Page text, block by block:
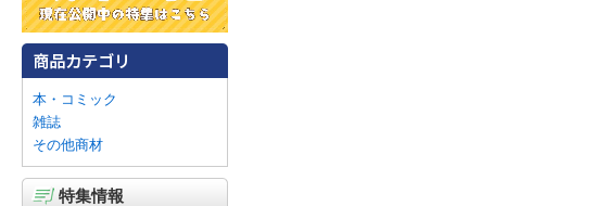
本・コミック
雑誌
その他商材
特集情報